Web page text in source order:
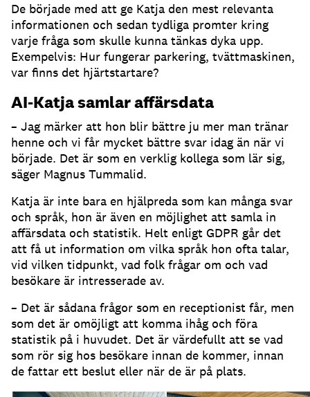
De började med att ge Katja den mest relevanta
informationen och sedan tydliga promter kring
varje fråga som skulle kunna tänkas dyka upp.
Exempelvis: Hur fungerar parkering, tvättmaskinen,
var finns det hjärtstartare?
AI-Katja samlar affärsdata
– Jag märker att hon blir bättre ju mer man tränar
henne och vi får mycket bättre svar idag än när vi
började. Det är som en verklig kollega som lär sig,
säger Magnus Tummalid.
Katja är inte bara en hjälpreda som kan många svar
och språk, hon är även en möjlighet att samla in
affärsdata och statistik. Helt enligt GDPR går det
att få ut information om vilka språk hon ofta talar,
vid vilken tidpunkt, vad folk frågar om och vad
besökare är intresserade av.
– Det är sådana frågor som en receptionist får, men
som det är omöjligt att komma ihåg och föra
statistik på i huvudet. Det är värdefullt att se vad
som rör sig hos besökare innan de kommer, innan
de fattar ett beslut eller när de är på plats.